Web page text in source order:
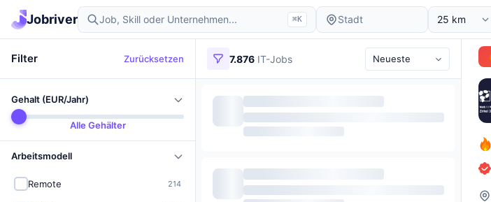
Jobriver ⌘K
Filter Zurücksetzen
Gehalt (EUR/Jahr)
Alle Gehälter
Arbeitsmodell
Remote 214
7.876 IT-Jobs